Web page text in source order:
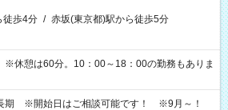
徒歩4分 / 赤坂(東京都)駅から徒歩5分
休憩は60分。10：00～18：00の勤務もありま
期 ※開始日はご相談可能です！ ※9月～！